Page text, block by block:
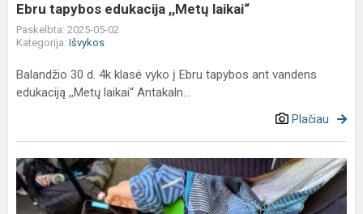
Ebru tapybos edukacija ,,Metų laikai“
Paskelbta: 2025-05-02
Kategorija: Išvykos
Balandžio 30 d. 4k klasė vyko į Ebru tapybos ant vandens
edukaciją ,,Metų laikai“ Antakaln...
Plačiau
Kelionė
po
gamtos